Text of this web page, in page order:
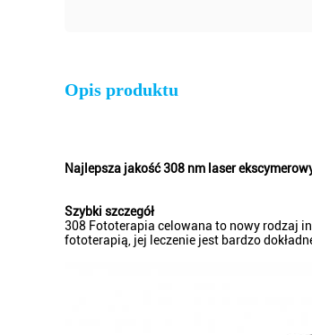
Opis produktu
Najlepsza jakość 308 nm laser
Szybki szczegół
308 Fototerapia celowana to nowy rodzaj
fototerapią, jej leczenie jest bardzo